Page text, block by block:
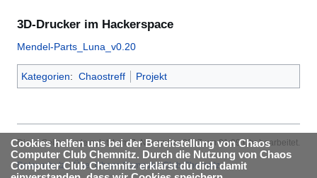
3D-Drucker im Hackerspace
Mendel-Parts_Luna_v0.20
Kategorien: Chaostreff Projekt
Cookies helfen uns bei der Bereitstellung von Chaos
Computer Club Chemnitz. Durch die Nutzung von Chaos
Computer Club Chemnitz erklärst du dich damit
Diese Seite wurde zuletzt am 7. November 2017 um 01:09 Uhr bearbeitet.
Datenschutz Über Chaos Computer Club Chemnitz